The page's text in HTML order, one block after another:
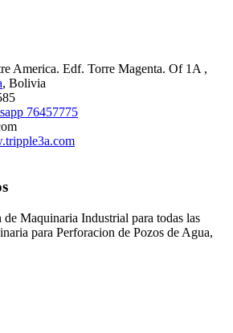
America. Edf. Torre Magenta. Of 1A ,
, Bolivia
76457775
Maquinaria Industrial para todas las
para Perforacion de Pozos de Agua,